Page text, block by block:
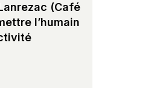
(Café
l’humain